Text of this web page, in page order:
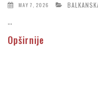
MAY 7, 2026
...
Opširnije